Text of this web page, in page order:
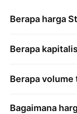
Berapa harga
Berapa
Berapa volume
Bagaimana